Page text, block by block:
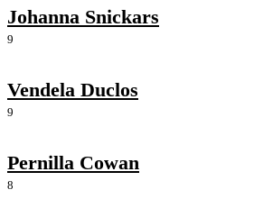
Johanna Snickars
9
Vendela Duclos
9
Pernilla Cowan
8